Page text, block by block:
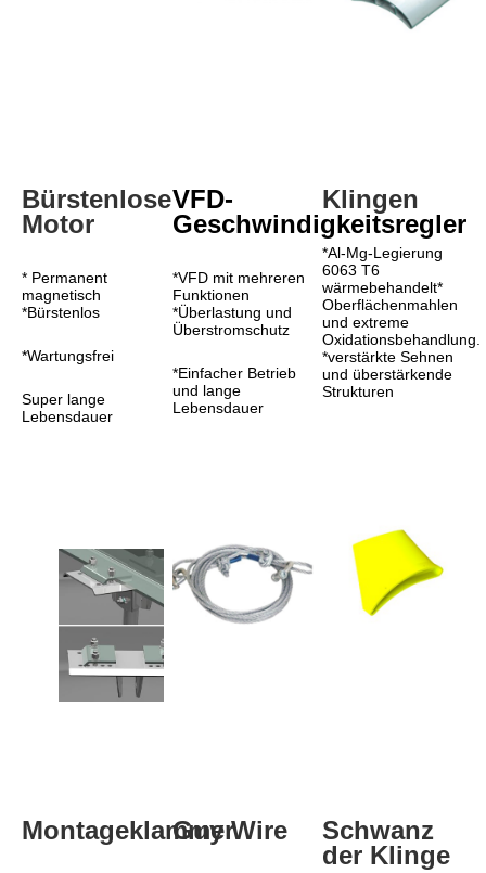
Bürstenloser
Motor
* Permanent
magnetisch
*Bürstenlos
*Wartungsfrei
Super lange
Lebensdauer
VFD-
Geschwindigkeitsregler
*VFD mit mehreren
Funktionen
*Überlastung und
Überstromschutz
*Einfacher Betrieb
und lange
Lebensdauer
Klingen
*Al-Mg-Legierung
6063 T6
wärmebehandelt*
Oberflächenmahlen
und extreme
Oxidationsbehandlung.
*verstärkte Sehnen
und überstärkende
Strukturen
Montageklammer
Guy Wire
Schwanz
der Klinge